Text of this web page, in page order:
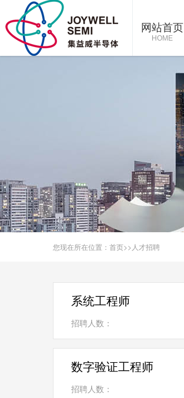
网站首页
HOME
您现在所在位置： 首页>> 人才招聘
系统工程师
招聘人数：
数字验证工程师
招聘人数：